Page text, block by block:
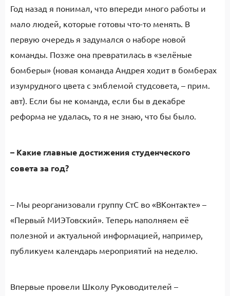
Год назад я понимал, что впереди много работы и
мало людей, которые готовы что-то менять. В
первую очередь я задумался о наборе новой
команды. Позже она превратилась в «зелёные
бомберы» (новая команда Андрея ходит в бомберах
изумрудного цвета с эмблемой студсовета, – прим.
авт). Если бы не команда, если бы в декабре
реформа не удалась, то я не знаю, что бы было.
– Какие главные достижения студенческого
совета за год?
– Мы реорганизовали группу СтС во «ВКонтакте» –
«Первый МИЭТовский». Теперь наполняем её
полезной и актуальной информацией, например,
публикуем календарь мероприятий на неделю.
Впервые провели Школу Руководителей –